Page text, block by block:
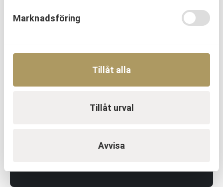
Marknadsföring
Tillåt alla
Tillåt urval
Avvisa